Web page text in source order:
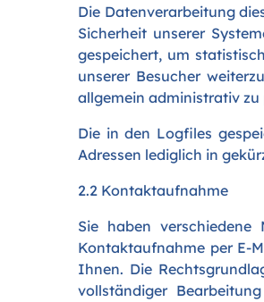
Die Datenverarbeitung
Sicherheit unserer
gespeichert, um
unserer Besucher
allgemein administrativ zu
Die in den Logfiles
Adressen lediglich in
2.2 Kontaktaufnahme
Sie haben
Kontaktaufnahme per E-
Ihnen. Die
vollständiger